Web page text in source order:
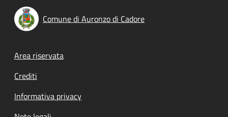
Comune di Auronzo di Cadore
Footer menu
Area riservata
Crediti
Informativa privacy